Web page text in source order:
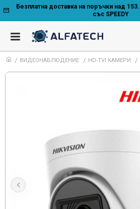
Безплатна доставка на поръчки над
със SPEEDY
ВИДЕОНАБЛЮДЕНИЕ HD-TVI КАМЕРИ